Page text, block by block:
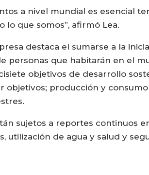
a nivel mundial es esencial
lo que somos”, afirmó Lea.
destaca el sumarse a la
que habitarán en el
objetivos de desarrollo
objetivos; producción y
sujetos a reportes continuos
utilización de agua y salud y